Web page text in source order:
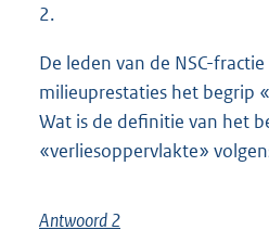
2.
De leden van de NSC-
milieuprestaties het begrip
Wat is de definitie van het
«verliesoppervlakte»
Antwoord 2